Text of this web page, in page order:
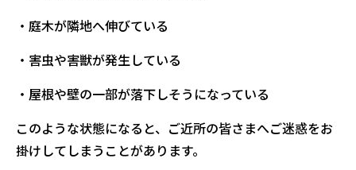
・庭木が隣地へ伸びている
・害虫や害獣が発生している
・屋根や壁の一部が落下しそうになっている
このような状態になると、ご近所の皆さまへご迷惑をお
掛けしてしまうことがあります。